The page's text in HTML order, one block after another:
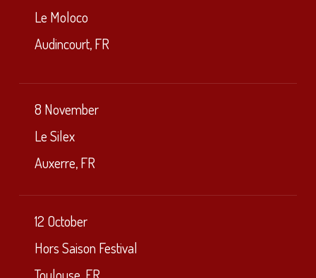
Le Moloco
Audincourt, FR
8 November
Le Silex
Auxerre, FR
12 October
Hors Saison Festival
Toulouse, FR